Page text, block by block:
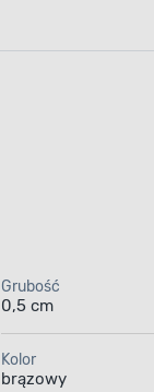
Grubość
0,5 cm
Kolor
brązowy